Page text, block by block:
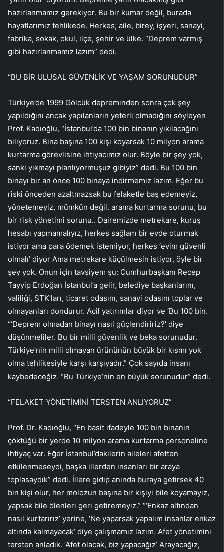
hazırlanmamız gerekiyor. Bu bir kumar değil, burada
hayatlarımız tehlikede. Herkes; aile, birey, işyeri, sanayi,
fabrika, sokak, okul, ilçe, şehir ve ülke. “Deprem varmış
gibi hazırlanmamız lazım” dedi.
“BU BİR ULUSAL GÜVENLİK VE YAŞAM SORUNUDUR”
Türkiye’de 1999 Gölcük depreminden sonra çok şey
yapıldığını ancak yapılanların yeterli olmadığını söyleyen
Prof. Kadıoğlu, “İstanbul’da 100 bin binanın yıkılacağını
biliyoruz. Bina başına 100 kişi koyarsak 10 milyon arama
kurtarma görevlisine ihtiyacımız olur. Böyle bir şey yok,
sanki yıkmayı planlıyormuşuz gibiyiz” dedi. Bu 100 bin
binayı bir an önce 100 binaya indirmemiz lazım. Eğer bu
riski önceden azaltmazsak bu felaketle baş edemeyiz,
yönetemeyiz, mümkün değil. arama kurtarma sorunu, bu
bir risk yönetimi sorunu.. Dairemizde metrekare, kuruş
hesabı yapmamalıyız, herkes sağlam bir evde oturmak
istiyor ama para ödemek istemiyor, herkes ‘evim güvenli
olmalı’ diyor Ama metrekare küçülmesin istiyor, öyle bir
şey yok. Onun için tavsiyem şu: Cumhurbaşkanı Recep
Tayyip Erdoğan İstanbul’a gelir, belediye başkanlarını,
valiliği, STK’ları, ticaret odasını, sanayi odasını toplar ve
olmayanları dondurur. Acil yatırımlar diyor ve ‘Bu 100 bin.
“‘Deprem olmadan binayı nasıl güçlendiririz?’ diye
düşünmeliler. Bu bir milli güvenlik ve beka sorunudur.
Türkiye’nin milli olmayan ürününün büyük bir kısmı yok
olma tehlikesiyle karşı karşıyadır.” Çok sayıda insanı
kaybedeceğiz. “Bu Türkiye’nin en büyük sorunudur” dedi.
“FELAKET YÖNETİMİNİ TERSTEN ANLIYORUZ”
Prof. Dr. Kadıoğlu, “En basit ifadeyle 100 bin binanın
çöktüğü bir yerde 10 milyon arama kurtarma personeline
ihtiyaç var. Eğer İstanbul’dakilerin aileleri afetten
etkilenmeseydi, başka illerden insanları bir araya
toplasaydık” dedi. İllere gidip anında buraya getirsek 40
bin kişi olur, her molozun başına bir kişiyi bile koyamayız,
yapsak bile ölenleri geri getiremeyiz.” “‘Enkaz altından
nasıl kurtarırız’ yerine, ‘Ne yaparsak yapalım insanlar enkaz
altında kalmayacak’ diye çalışmamız lazım. Afet yönetimini
tersten anladık. ‘Afet olacak, biz yapacağız’ Arayacağız,